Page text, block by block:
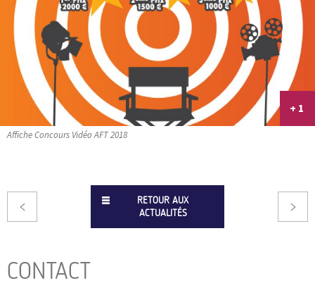
Affiche Concours Vidéo AFT 2018
+ 1
RETOUR AUX
ACTUALITÉS
CONTACT